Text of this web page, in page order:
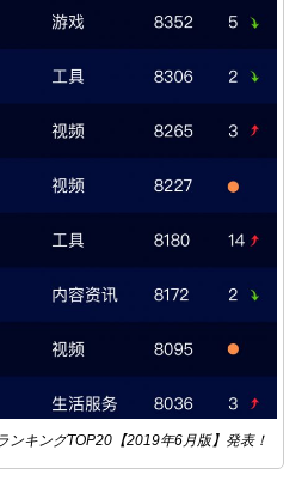
ンキングTOP20【2019年6月版】発表！